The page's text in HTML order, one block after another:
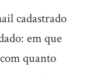
cadastrado
em que
quanto